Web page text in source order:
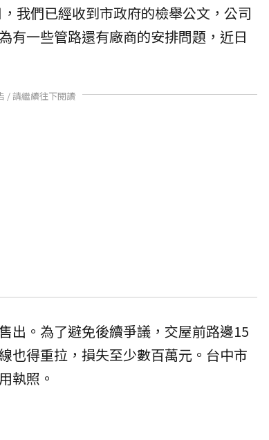
我們已經收到市政府的檢舉公文，公司
有一些管路還有廠商的安排問題，近日
/ 請繼續往下閱讀
出。為了避免後續爭議，交屋前路邊15
也得重拉，損失至少數百萬元。台中市
執照。